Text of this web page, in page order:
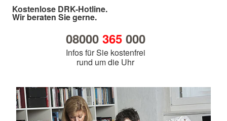
Kostenlose DRK-Hotline.
Wir beraten Sie gerne.
08000 365000
Infos für Sie kostenfrei
rund um die Uhr